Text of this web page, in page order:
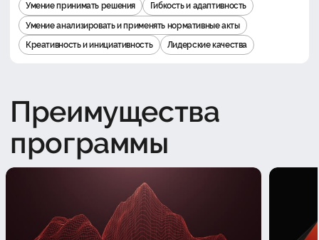
Умение принимать решения
Гибкость и адаптивность
Умение анализировать и применять нормативные акты
Креативность и инициативность
Лидерские качества
Преимущества
программы